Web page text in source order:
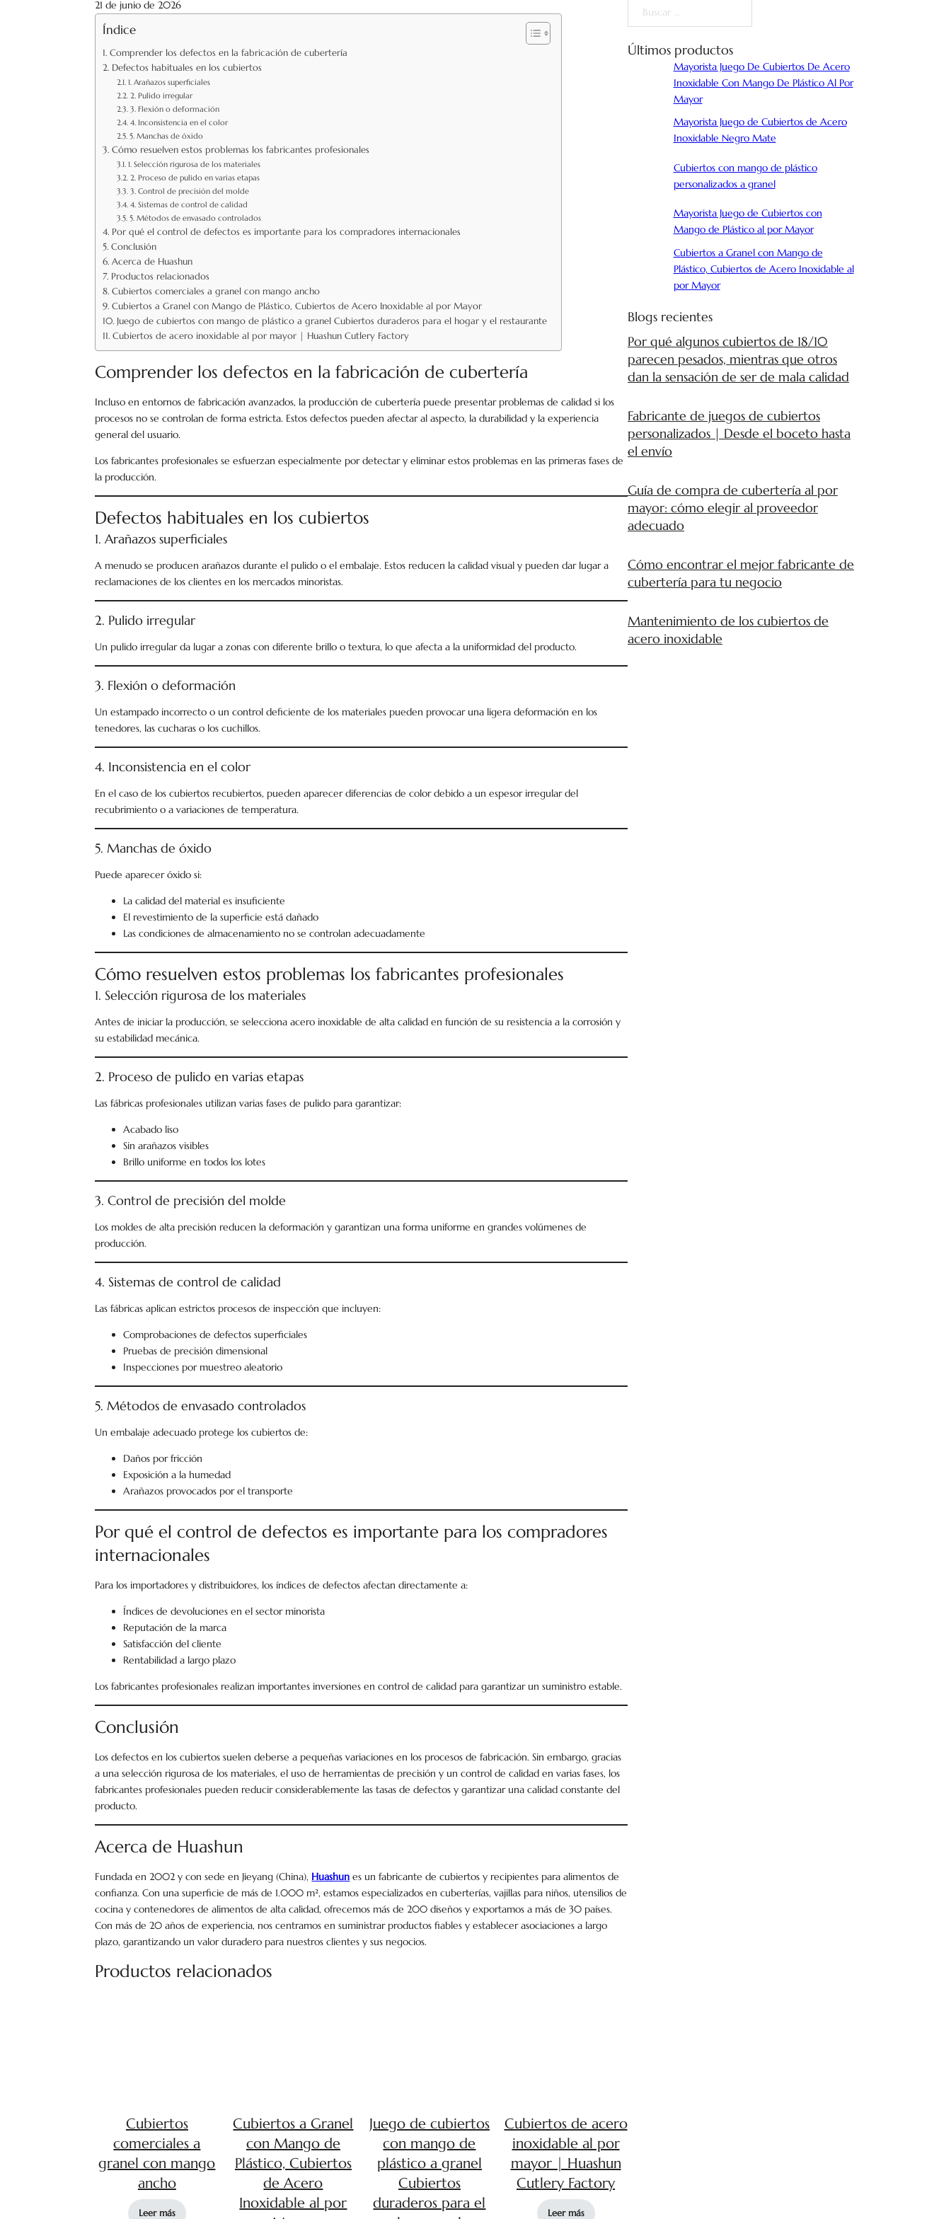
21 de junio de 2026
Índice
Comprender los defectos en la fabricación de cubertería
Defectos habituales en los cubiertos
1. Arañazos superficiales
2. Pulido irregular
3. Flexión o deformación
4. Inconsistencia en el color
5. Manchas de óxido
Cómo resuelven estos problemas los fabricantes profesionales
1. Selección rigurosa de los materiales
2. Proceso de pulido en varias etapas
3. Control de precisión del molde
4. Sistemas de control de calidad
5. Métodos de envasado controlados
Por qué el control de defectos es importante para los compradores internacionales
Conclusión
Acerca de Huashun
Productos relacionados
Cubiertos comerciales a granel con mango ancho
Cubiertos a Granel con Mango de Plástico, Cubiertos de Acero Inoxidable al por Mayor
Juego de cubiertos con mango de plástico a granel Cubiertos duraderos para el hogar y el restaurante
Cubiertos de acero inoxidable al por mayor | Huashun Cutlery Factory
Comprender los defectos en la fabricación de cubertería
Incluso en entornos de fabricación avanzados, la producción de cubertería puede presentar problemas de calidad si los
procesos no se controlan de forma estricta. Estos defectos pueden afectar al aspecto, la durabilidad y la experiencia
general del usuario.
Los fabricantes profesionales se esfuerzan especialmente por detectar y eliminar estos problemas en las primeras fases de
la producción.
Defectos habituales en los cubiertos
1. Arañazos superficiales
A menudo se producen arañazos durante el pulido o el embalaje. Estos reducen la calidad visual y pueden dar lugar a
reclamaciones de los clientes en los mercados minoristas.
2. Pulido irregular
Un pulido irregular da lugar a zonas con diferente brillo o textura, lo que afecta a la uniformidad del producto.
3. Flexión o deformación
Un estampado incorrecto o un control deficiente de los materiales pueden provocar una ligera deformación en los
tenedores, las cucharas o los cuchillos.
4. Inconsistencia en el color
En el caso de los cubiertos recubiertos, pueden aparecer diferencias de color debido a un espesor irregular del
recubrimiento o a variaciones de temperatura.
5. Manchas de óxido
Puede aparecer óxido si:
La calidad del material es insuficiente
El revestimiento de la superficie está dañado
Las condiciones de almacenamiento no se controlan adecuadamente
Cómo resuelven estos problemas los fabricantes profesionales
1. Selección rigurosa de los materiales
Antes de iniciar la producción, se selecciona acero inoxidable de alta calidad en función de su resistencia a la corrosión y
su estabilidad mecánica.
2. Proceso de pulido en varias etapas
Las fábricas profesionales utilizan varias fases de pulido para garantizar:
Acabado liso
Sin arañazos visibles
Brillo uniforme en todos los lotes
3. Control de precisión del molde
Los moldes de alta precisión reducen la deformación y garantizan una forma uniforme en grandes volúmenes de
producción.
4. Sistemas de control de calidad
Las fábricas aplican estrictos procesos de inspección que incluyen:
Comprobaciones de defectos superficiales
Pruebas de precisión dimensional
Inspecciones por muestreo aleatorio
5. Métodos de envasado controlados
Un embalaje adecuado protege los cubiertos de:
Daños por fricción
Exposición a la humedad
Arañazos provocados por el transporte
Por qué el control de defectos es importante para los compradores
internacionales
Para los importadores y distribuidores, los índices de defectos afectan directamente a:
Índices de devoluciones en el sector minorista
Reputación de la marca
Satisfacción del cliente
Rentabilidad a largo plazo
Los fabricantes profesionales realizan importantes inversiones en control de calidad para garantizar un suministro estable.
Conclusión
Los defectos en los cubiertos suelen deberse a pequeñas variaciones en los procesos de fabricación. Sin embargo, gracias
a una selección rigurosa de los materiales, el uso de herramientas de precisión y un control de calidad en varias fases, los
fabricantes profesionales pueden reducir considerablemente las tasas de defectos y garantizar una calidad constante del
producto.
Acerca de Huashun
Fundada en 2002 y con sede en Jieyang (China), Huashun es un fabricante de cubiertos y recipientes para alimentos de
confianza. Con una superficie de más de 1.000 m², estamos especializados en cuberterías, vajillas para niños, utensilios de
cocina y contenedores de alimentos de alta calidad, ofrecemos más de 200 diseños y exportamos a más de 30 países.
Con más de 20 años de experiencia, nos centramos en suministrar productos fiables y establecer asociaciones a largo
plazo, garantizando un valor duradero para nuestros clientes y sus negocios.
Productos relacionados
Cubiertos
comerciales a
granel con mango
ancho
Leer más
Cubiertos a Granel
con Mango de
Plástico, Cubiertos
de Acero
Inoxidable al por
Juego de cubiertos
con mango de
plástico a granel
Cubiertos
duraderos para el
Cubiertos de acero
inoxidable al por
mayor | Huashun
Cutlery Factory
Leer más
Buscar
Últimos productos
Mayorista Juego De Cubiertos De Acero
Inoxidable Con Mango De Plástico Al Por
Mayor
Mayorista Juego de Cubiertos de Acero
Inoxidable Negro Mate
Cubiertos con mango de plástico
personalizados a granel
Mayorista Juego de Cubiertos con
Mango de Plástico al por Mayor
Cubiertos a Granel con Mango de
Plástico, Cubiertos de Acero Inoxidable al
por Mayor
Blogs recientes
Por qué algunos cubiertos de 18/10
parecen pesados, mientras que otros
dan la sensación de ser de mala calidad
Fabricante de juegos de cubiertos
personalizados | Desde el boceto hasta
el envío
Guía de compra de cubertería al por
mayor: cómo elegir al proveedor
adecuado
Cómo encontrar el mejor fabricante de
cubertería para tu negocio
Mantenimiento de los cubiertos de
acero inoxidable